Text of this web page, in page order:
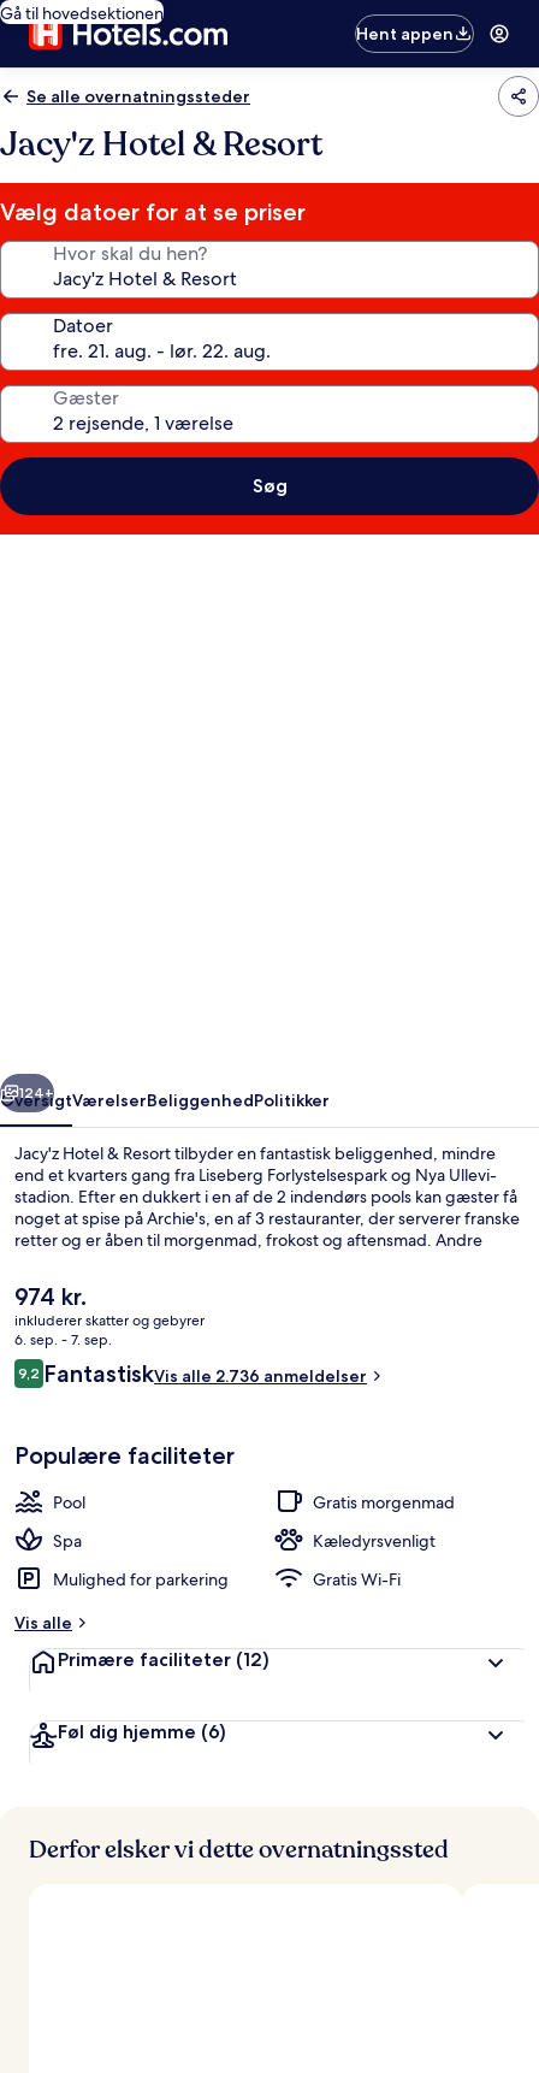
Gå til hovedsektionen
Hent appen
Se alle overnatningssteder
Jacy'z Hotel & Resort
Vælg datoer for at se priser
Hvor skal du hen?
Datoer
Gæster
Søg
Næste
124+
OversigtVærelserBeliggenhedPolitikker
Jacy'z Hotel & Resort tilbyder en fantastisk beliggenhed, mindre
end et kvarters gang fra Liseberg Forlystelsespark og Nya Ullevi-
stadion. Efter en dukkert i en af de 2 indendørs pools kan gæster få
noget at spise på Archie's, en af 3 restauranter, der serverer franske
retter og er åben til morgenmad, frokost og aftensmad. Andre
barer/lounger, et døgnåbent motionscenter og et døgnåbent
fitnesscenter. Rejsende er vilde med stedets hjælpsomme
personale. Offentlig transport ligger kun en kort gåtur væk: Ullevi
Södra Sporvognsstation ligger 8 minutter væk og Ullevi Norra
Sporvognsstation ligger 9 minutter derfra.
Den
nuværende
pris
er
974 kr.
974 kr.
inkluderer skatter og gebyrer
6. sep. - 7. sep.
Anmeldelser
9,29,2 ud af 10.
FantastiskVis alle 2.736 anmeldelser
Populære faciliteter
Pool
Gratis morgenmad
Spa
Kæledyrsvenligt
Mulighed for parkering
Gratis Wi-Fi
Vis alle
Primære faciliteter (12)
Føl dig hjemme (6)
Derfor elsker vi dette overnatningssted